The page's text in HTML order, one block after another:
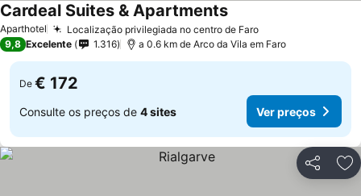
Aparthotel Localização privilegiada no centro de Faro
Cardeal Suites & Apartments
9,8 Excelente 1.316 a 0.6 km de Arco da Vila em Faro
De € 172
Consulte os preços de 4 sites Ver preços
Partilhar